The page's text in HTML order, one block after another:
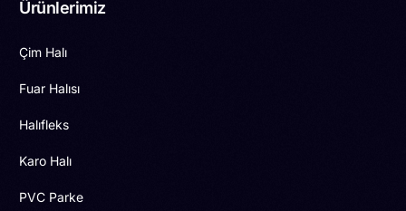
Ürünlerimiz
Çim Halı
Fuar Halısı
Halıfleks
Karo Halı
PVC Parke